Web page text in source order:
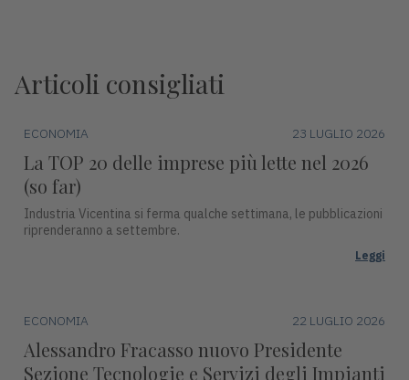
Articoli consigliati
ECONOMIA 23 LUGLIO 2026
La TOP 20 delle imprese più lette nel 2026
(so far)
Industria Vicentina si ferma qualche settimana, le pubblicazioni
riprenderanno a settembre.
Leggi
ECONOMIA 22 LUGLIO 2026
Alessandro Fracasso nuovo Presidente
Sezione Tecnologie e Servizi degli Impianti